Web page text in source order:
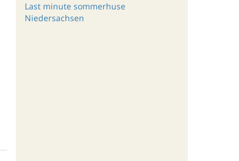
Last minute sommerhuse
Niedersachsen